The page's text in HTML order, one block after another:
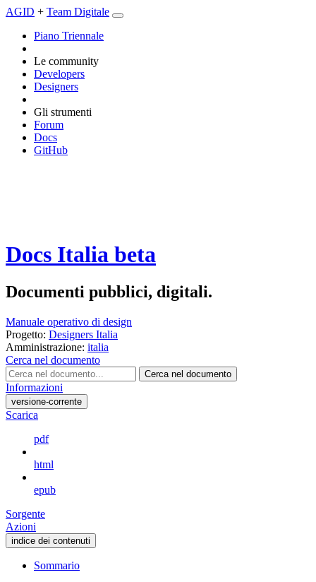
AGID + Team Digitale
Piano Triennale
Le community
Developers
Designers
Gli strumenti
Forum
Docs
GitHub
Docs Italia beta
Documenti pubblici, digitali.
Manuale operativo di design
Progetto: Designers Italia
Amministrazione: italia
Cerca nel documento
Cerca nel documento
Informazioni
versione-corrente
Scarica
pdf
html
epub
Sorgente
Azioni
indice dei contenuti
Sommario